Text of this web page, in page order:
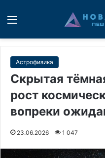
Астрофизика
Скрытая
рост
вопреки
23.06.2026 1 047